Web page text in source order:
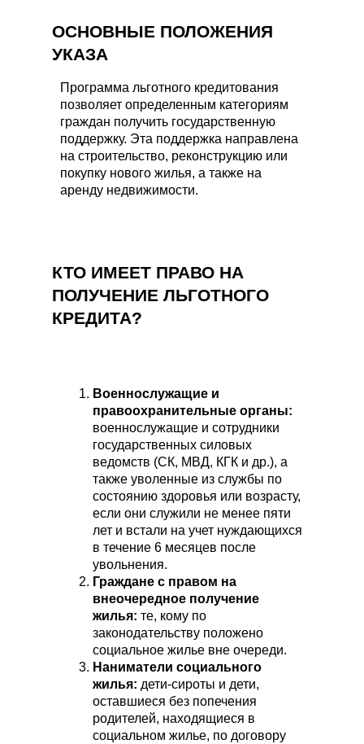
ОСНОВНЫЕ ПОЛОЖЕНИЯ
УКАЗА
Программа льготного кредитования
позволяет определенным категориям
граждан получить государственную
поддержку. Эта поддержка направлена
на строительство, реконструкцию или
покупку нового жилья, а также на
аренду недвижимости.
КТО ИМЕЕТ ПРАВО НА
ПОЛУЧЕНИЕ ЛЬГОТНОГО
КРЕДИТА?
Военнослужащие и
правоохранительные органы:
военнослужащие и сотрудники
государственных силовых
ведомств (СК, МВД, КГК и др.), а
также уволенные из службы по
состоянию здоровья или возрасту,
если они служили не менее пяти
лет и встали на учет нуждающихся
в течение 6 месяцев после
увольнения.
Граждане с правом на
внеочередное получение
жилья: те, кому по
законодательству положено
социальное жилье вне очереди.
Наниматели социального
жилья: дети-сироты и дети,
оставшиеся без попечения
родителей, находящиеся в
социальном жилье, по договору